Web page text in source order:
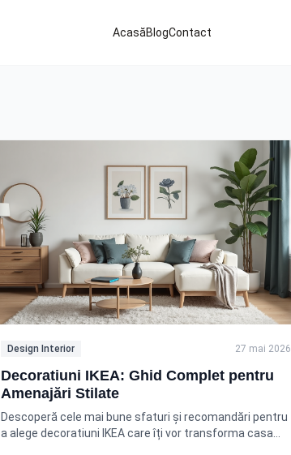
AcasăBlogContact
Design Interior 27 mai 2026
Decoratiuni IKEA: Ghid Complet pentru
Amenajări Stilate
Descoperă cele mai bune sfaturi și recomandări pentru
a alege decoratiuni IKEA care îți vor transforma casa